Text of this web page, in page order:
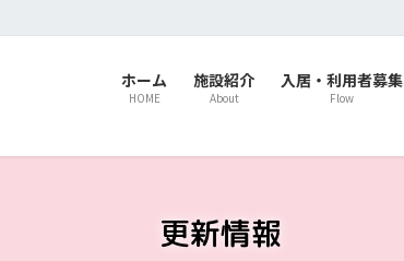
ホーム
HOME
施設紹介
About
入居・利用者募集
Flow
更新情報